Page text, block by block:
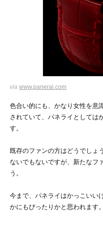
via www.panerai.com
色合い的にも、かなり女性を意
されていて、パネライとしては
す。
既存のファンの方はどうでしょ
ないでもないですが、新たなフ
う。
今まで、パネライはかっこいい
かにもぴったりかと思われます。